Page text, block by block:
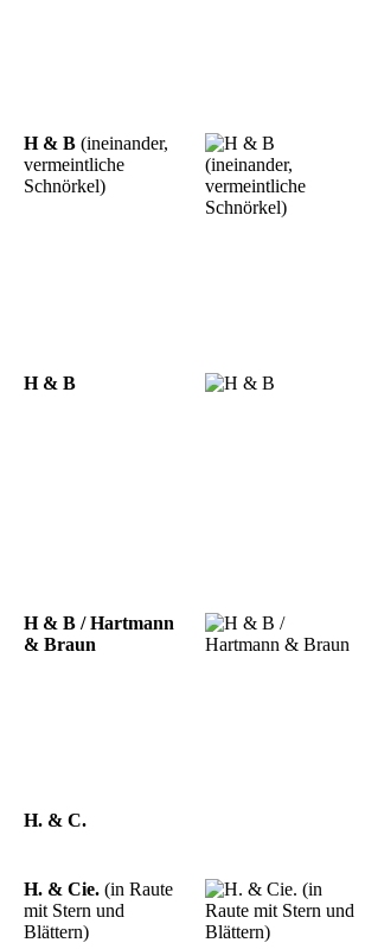
H & B (ineinander,
vermeintliche
Schnörkel)
H & B
H & B / Hartmann
& Braun
H. & C.
H. & Cie. (in Raute
mit Stern und
Blättern)